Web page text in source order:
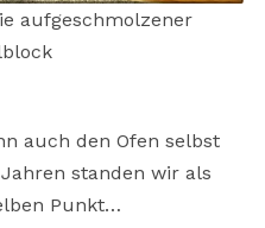
aufgeschmolzener
auch den Ofen selbst
standen wir als
Punkt…